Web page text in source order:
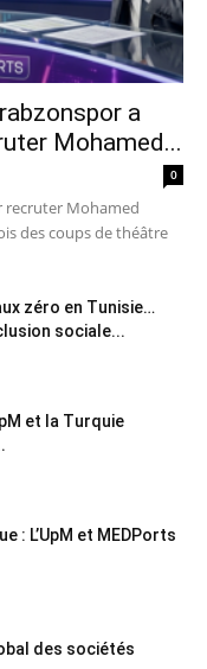
a
Mohamed...
0
recruter Mohamed
des coups de théâtre
zéro en Tunisie…
sociale...
et la Turquie
: L’UpM et MEDPorts
des sociétés